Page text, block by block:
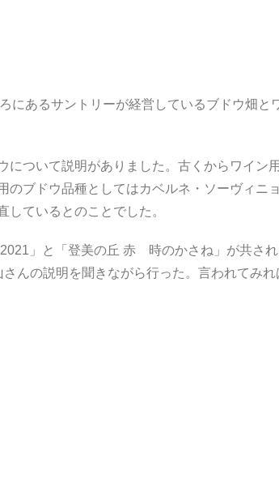
にあるサントリーが経営しているブドウ畑と
について説明がありました。古くからワイン
のブドウ品種としてはカベルネ・ソーヴィニ
ているとのことでした。
」と「登美の丘 赤 時のかさね」が共され
んの説明を聞きながら行った。言われてみれ